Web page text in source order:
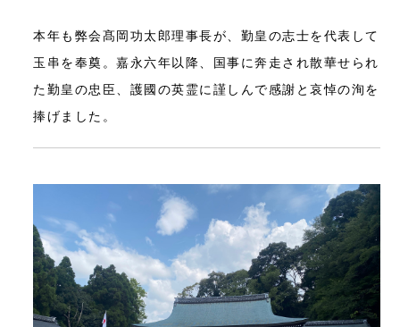
本年も弊会髙岡功太郎理事長が、勤皇の志士を代表して
玉串を奉奠。嘉永六年以降、国事に奔走され散華せられ
た勤皇の忠臣、護國の英霊に謹しんで感謝と哀悼の洵を
捧げました。